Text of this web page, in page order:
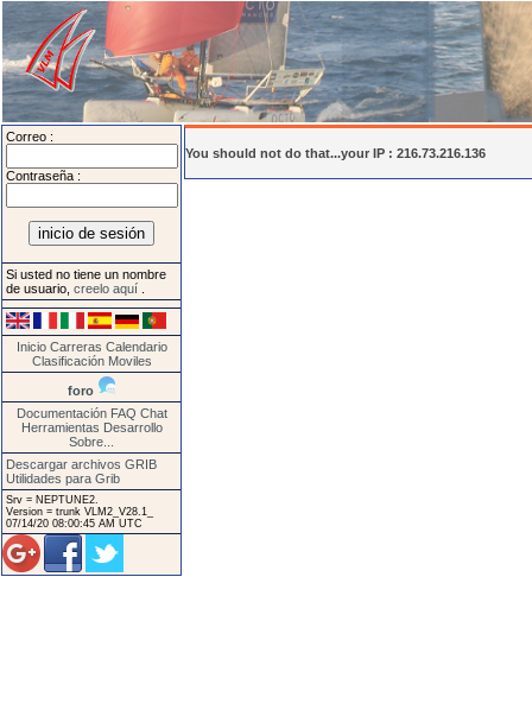
Correo :
Contraseña :
Si usted no tiene un nombre
de usuario, creelo aquí
Inicio Carreras Calendario
Clasificación Moviles
foro
Documentación FAQ Chat
Herramientas Desarrollo
Sobre...
Descargar archivos GRIB
Utilidades para Grib
Srv = NEPTUNE2.
Version = trunk VLM2_V28.1_
07/14/20 08:00:45 AM UTC
You should not do that...your IP : 216.73.216.136